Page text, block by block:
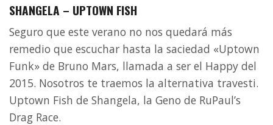
SHANGELA – UPTOWN FISH
Seguro que este verano no nos quedará más
remedio que escuchar hasta la saciedad «Uptown
Funk» de Bruno Mars, llamada a ser el Happy del
2015. Nosotros te traemos la alternativa travesti.
Uptown Fish de Shangela, la Geno de RuPaul’s
Drag Race.